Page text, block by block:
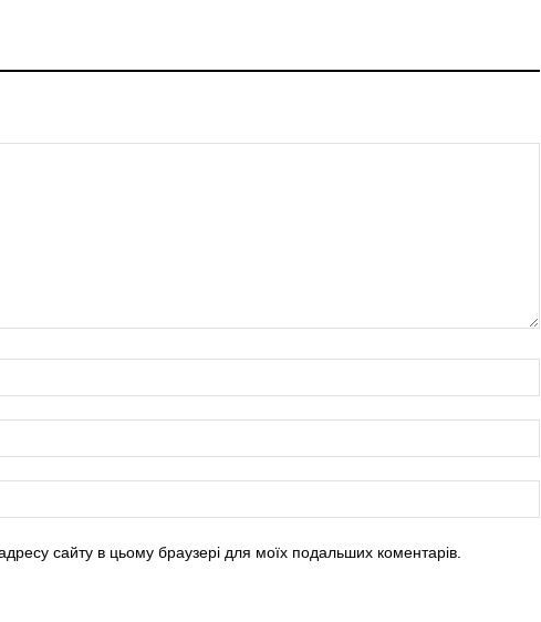
сайту в цьому браузері для моїх подальших коментарів.